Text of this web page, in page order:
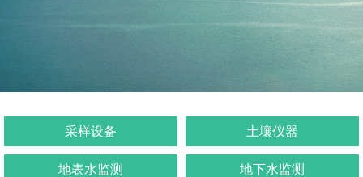
采样设备 土壤仪器
地表水监测 地下水监测